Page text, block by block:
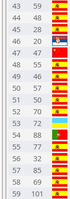
43
59
44
48
45
28
46
20
47
47
48
55
49
46
50
57
51
50
52
70
53
72
54
88
55
77
56
32
57
85
58
69
59
101